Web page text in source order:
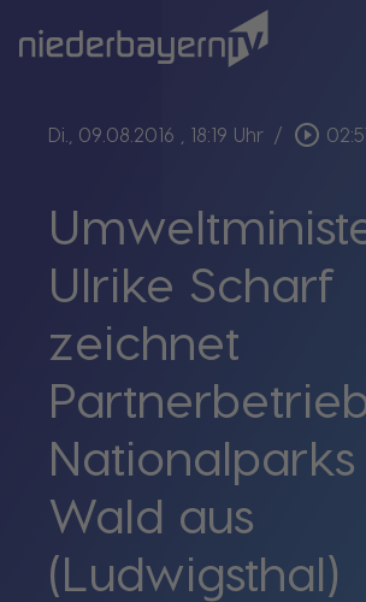
Di., 09.08.2016 , 18:19 Uhr / play_circle_outline
Ulrike Scharf
zeichnet
Wald aus
(Ludwigsthal)